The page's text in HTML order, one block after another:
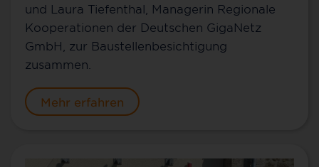
und Laura Tiefenthal, Managerin Regionale
Kooperationen der Deutschen GigaNetz
GmbH, zur Baustellenbesichtigung
zusammen.
Mehr erfahren